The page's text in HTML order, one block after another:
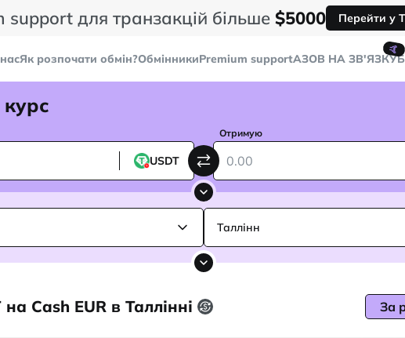
support для транзакцій більше $5000 Перейти у
Як розпочати обмін?ОбмінникиPremium support
🤙
AЗОВ НА ЗВ'ЯЗКУ
USDT
Отримую
Таллінн
Cash EUR в Таллінні За